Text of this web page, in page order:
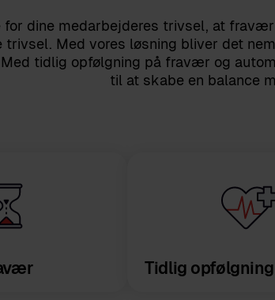
for dine medarbejderes trivsel, at
trivsel. Med vores løsning bliver det
Med tidlig opfølgning på fravær og
til at skabe en balance
Tidlig